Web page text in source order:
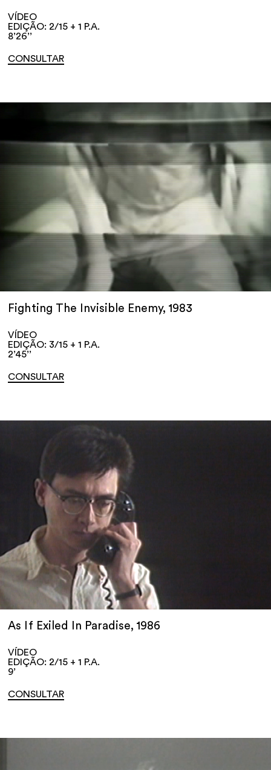
VÍDEO
EDIÇÃO: 2/15 + 1 P.A.
8’26’’
CONSULTAR
Fighting The Invisible Enemy, 1983
VÍDEO
EDIÇÃO: 3/15 + 1 P.A.
2’45’’
CONSULTAR
As If Exiled In Paradise, 1986
VÍDEO
EDIÇÃO: 2/15 + 1 P.A.
9’
CONSULTAR